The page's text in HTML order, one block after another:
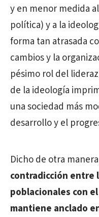
y en menor medida
política) y a la
forma tan atrasada
cambios y la
pésimo rol del
de la ideología
una sociedad más
desarrollo y el
Dicho de otra
contradicción entre
poblacionales con
mantiene anclado